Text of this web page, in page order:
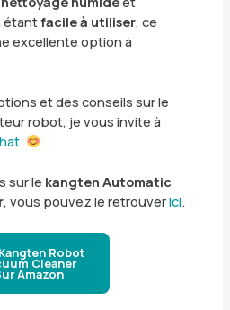
étantfacile à utiliser, ce
excellente option à
et des conseils sur le
robot, je vous invite à
.
sur le kangten Automatic
, vous pouvez le retrouverici.
Robot
Cleaner
Amazon